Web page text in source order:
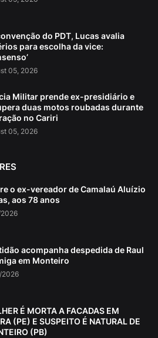
do PDT, Lucas avalia
para escolha da vice:
05, 2026
Militar prende ex-presidiário e
duas motos roubadas durante
no Cariri
05, 2026
o ex-vereador de Camalaú Aluízio
aos 78 anos
acompanha despedida de Raul
em Monteiro
É MORTA A FACADAS EM
(PE) E SUSPEITO É NATURAL DE
(PB)